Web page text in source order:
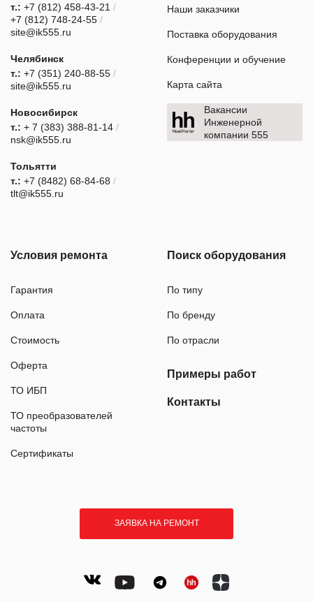
т.: +7 (812) 458-43-21 /
+7 (812) 748-24-55 /
site@ik555.ru
Челябинск
т.: +7 (351) 240-88-55 /
site@ik555.ru
Новосибирск
т.: + 7 (383) 388-81-14 /
nsk@ik555.ru
Тольятти
т.: +7 (8482) 68-84-68 /
tlt@ik555.ru
Наши заказчики
Поставка оборудования
Конференции и обучение
Карта сайта
Вакансии
Инженерной
компании 555
Условия ремонта
Гарантия
Оплата
Стоимость
Оферта
ТО ИБП
ТО преобразователей
частоты
Сертификаты
Поиск оборудования
По типу
По бренду
По отрасли
Примеры работ
Контакты
ЗАЯВКА НА РЕМОНТ